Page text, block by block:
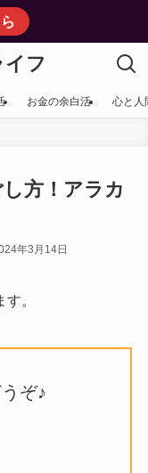
フ
お金の余白活 心と人
方！アラカ
年3月14日
。
ぞ♪